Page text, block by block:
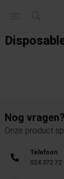
Nog vragen?
Onze product
Telefoon
024 372 72